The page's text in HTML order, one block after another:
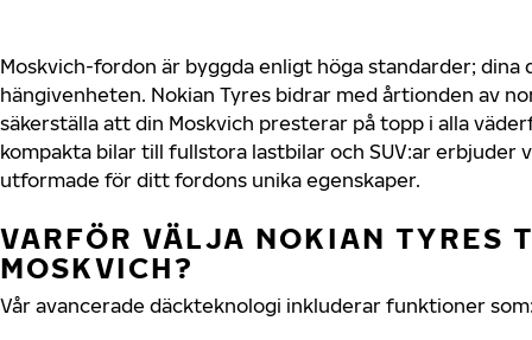
Moskvich-fordon är byggda enligt höga standarder; dina
hängivenheten. Nokian Tyres bidrar med årtionden av
säkerställa att din Moskvich presterar på topp i alla
kompakta bilar till fullstora lastbilar och SUV:ar erbjuder
utformade för ditt fordons unika egenskaper.
VARFÖR VÄLJA NOKIAN TYRES
MOSKVICH?
Vår avancerade däckteknologi inkluderar funktioner